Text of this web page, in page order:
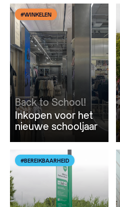
#WINKELEN
Back to School!
Inkopen voor het
nieuwe schooljaar
#BEREIKBAARHEID